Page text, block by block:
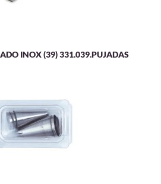
INOX (39) 331.039.PUJADAS